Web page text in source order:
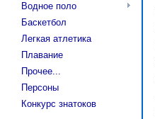
Водное поло
Баскетбол
Легкая атлетика
Плавание
Прочее...
Персоны
Конкурс знатоков